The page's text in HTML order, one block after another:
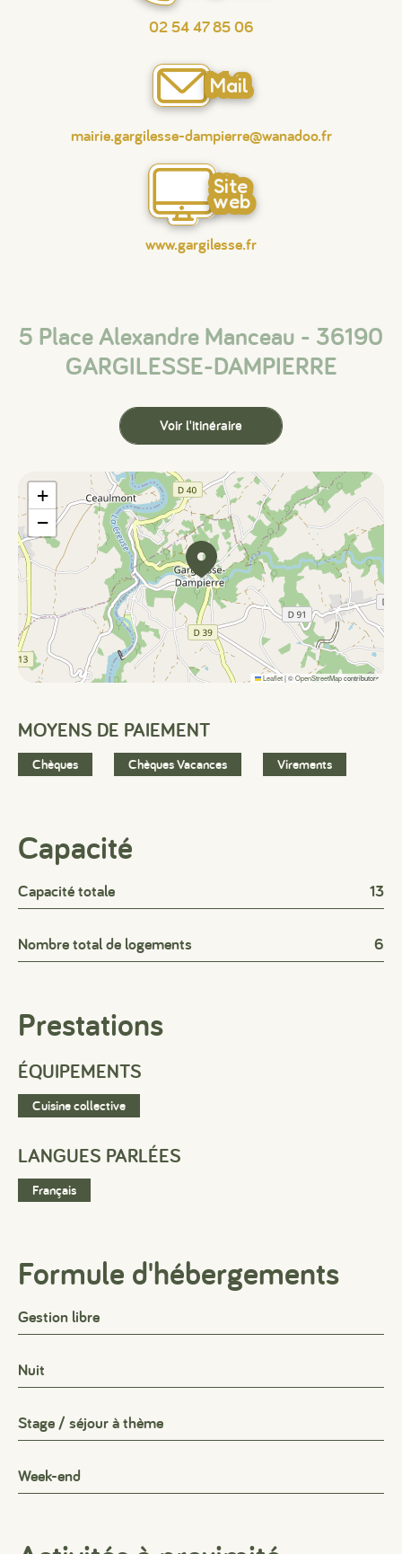
02 54 47 85 06
Mail
mairie.gargilesse-dampierre@wanadoo.fr
Site
web
www.gargilesse.fr
5 Place Alexandre Manceau - 36190
GARGILESSE-DAMPIERRE
Voir l'itinéraire
+
−
Leaflet|©OpenStreetMapcontributors
MOYENS DE PAIEMENT
Chèques Chèques Vacances Virements
Capacité
Capacité totale 13
Nombre total de logements 6
Prestations
ÉQUIPEMENTS
Cuisine collective
LANGUES PARLÉES
Français
Formule d'hébergements
Gestion libre
Nuit
Stage / séjour à thème
Week-end